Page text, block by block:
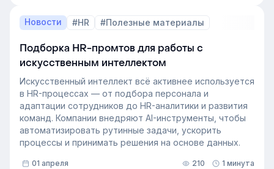
Новости #HR #Полезные материалы
Подборка HR-промтов для работы с
искусственным интеллектом
Искусственный интеллект всё активнее используется
в HR-процессах — от подбора персонала и
адаптации сотрудников до HR-аналитики и развития
команд. Компании внедряют AI-инструменты, чтобы
автоматизировать рутинные задачи, ускорить
процессы и принимать решения на основе данных.
01 апреля 210 1 минута